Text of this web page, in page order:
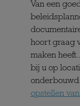
Van een
hoort graag
maken
bij u op
onderbouwd
opstellen